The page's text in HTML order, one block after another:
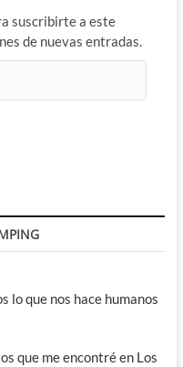
suscribirte a este
de nuevas entradas.
lo que nos hace humanos
que me encontré en Los